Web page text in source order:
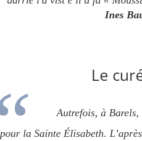
Ines
Le
Autrefois, à
pour la Sainte Élisabeth.